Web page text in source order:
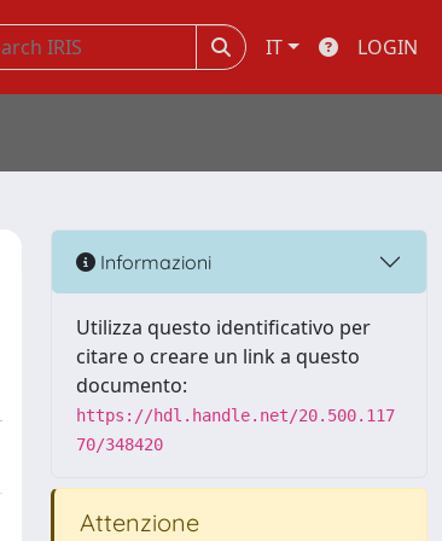
IT LOGIN
Informazioni
Utilizza questo identificativo per
citare o creare un link a questo
documento:
https://hdl.handle.net/20.500.117
70/348420
Attenzione